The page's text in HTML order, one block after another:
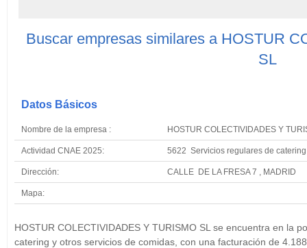
Buscar empresas similares a HOSTUR
SL
Datos Básicos
Nombre de la empresa : HOSTUR COLECTIVIDADES Y
Actividad CNAE 2025: 5622 Servicios regulares de
Dirección: CALLE DE LA FRESA 7 , MADRID
Mapa:
−
HOSTUR COLECTIVIDADES Y TURISMO SL se encuentra en la
catering y otros servicios de comidas, con una facturación de